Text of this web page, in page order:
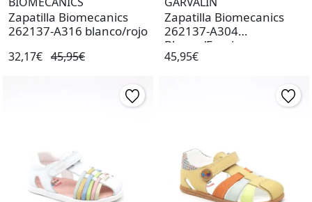
Zapatilla Biomecanics
262137-A316 blanco/rojo
32,17€ 45,95€
Zapatilla Biomecanics
262137-A304
Blanco/Fuscia
45,95€